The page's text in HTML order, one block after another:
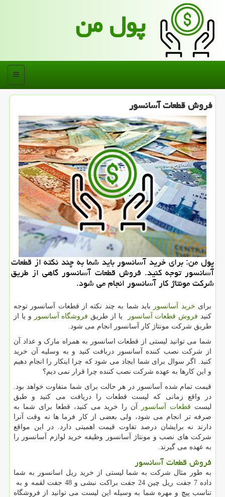
پول من
منو
فروش قطعات آسانسور
پول من: برای خرید آسانسور باید شما به چند نكته از قطعات
آسانسور توجه كنید. فروش قطعات آسانسور گاهی از طریق
شركت مونتاژ كار آسانسور انجام می شود.
برای خرید آسانسور
باید شما به چند نکته از قطعات آسانسور توجه
کنید فروش قطعات آسانسور یا از طریق فروشگاه آسانسور
و یا از
طریق شرکت مونتاژ کار آسانسور انجام می شود.
شما می توانید لیستی از قطعات اسانسور به همراه مارک و عداد آن
از شرکت نصب کننده آسانسور دربافت کنید و به وسلیه آن خرید
کنید. اگر سوال برای شما ایجاد می شود که چرا اینکار را انجام دهیم
و این کارها به عهده شرکت نصب کننده چرا قرار نمی دیم؟
قیمت تمام شده آسانسور در هر حالت برای شما متفاوت خواهد بود.
در واقع زمانی که لیست قطعات را دریافت می کنید و طبق
لیست قطعات آسانسور
آن را خرید می کنید، قطعا برای شما به
صرفه تر انجام می شود، ولی بعضی از کار فرما ها نه وقت آنرا
دارند نه برایشان درصد تفاوت قیمت اهمیتی دارد. در این مواقع
شرکت های نصب و مونتاژ آسانسور وظیفه خرید لوازم آسانسور را
به عهده می گیرند.
فروش قطعات آسانسور
به طور مثال شرکت به شما لیستی از خرید ریل اسانسور به شما
داده 7 جفت ریل چین 24 جفت براکت نبشی و 48 جفت لقمه و
به
تناسب پیچ و مهره شما به وسیله این لیست می توانید از فروشگاه